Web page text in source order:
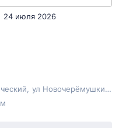
24 июля 2026
ул Новочерёмушкинская